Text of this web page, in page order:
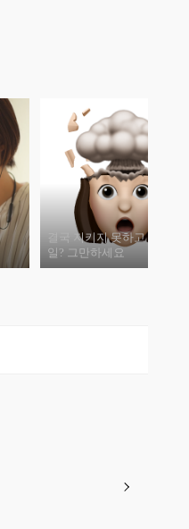
결국 지키지 못하고 자책하는
일? 그만하세요